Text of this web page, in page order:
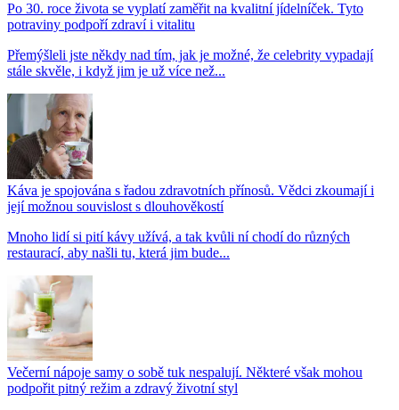
Po 30. roce života se vyplatí zaměřit na kvalitní jídelníček. Tyto
potraviny podpoří zdraví i vitalitu
Přemýšleli jste někdy nad tím, jak je možné, že celebrity vypadají
stále skvěle, i když jim je už více než...
Káva je spojována s řadou zdravotních přínosů. Vědci zkoumají i
její možnou souvislost s dlouhověkostí
Mnoho lidí si pití kávy užívá, a tak kvůli ní chodí do různých
restaurací, aby našli tu, která jim bude...
Večerní nápoje samy o sobě tuk nespalují. Některé však mohou
podpořit pitný režim a zdravý životní styl